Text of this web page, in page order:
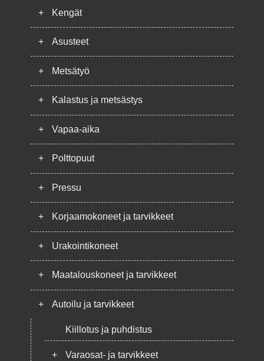
+ Kengät
+ Asusteet
+ Metsätyö
+ Kalastus ja metsästys
+ Vapaa-aika
+ Polttopuut
+ Pressu
+ Korjaamokoneet ja tarvikkeet
+ Urakointikoneet
+ Maatalouskoneet ja tarvikkeet
+ Autoilu ja tarvikkeet
Kiillotus ja puhdistus
+ Varaosat- ja tarvikkeet